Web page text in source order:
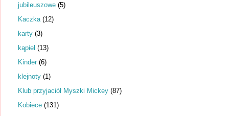
jubileuszowe (5)
Kaczka (12)
karty (3)
kąpiel (13)
Kinder (6)
klejnoty (1)
Klub przyjaciół Myszki Mickey (87)
Kobiece (131)